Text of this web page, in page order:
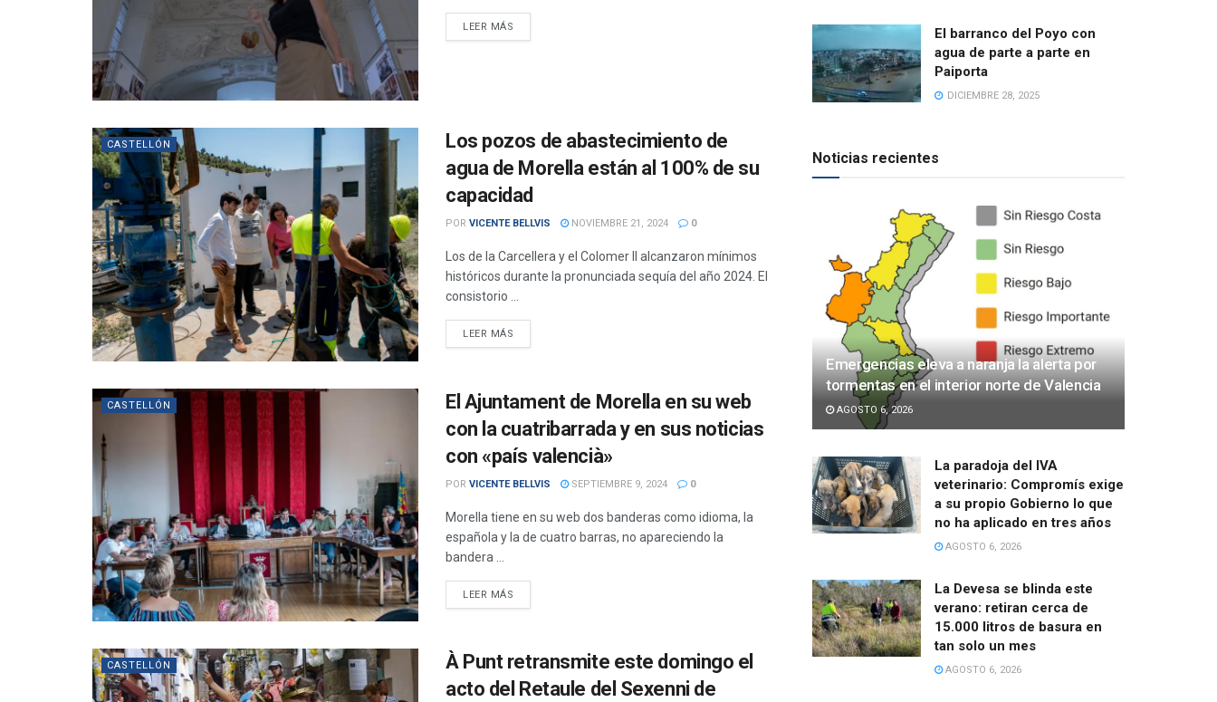
LEER MÁS
CASTELLÓN
Los pozos de abastecimiento de
agua de Morella están al 100% de su
capacidad
POR VICENTE BELLVIS NOVIEMBRE 21, 2024 0
Los de la Carcellera y el Colomer II alcanzaron mínimos
históricos durante la pronunciada sequía del año 2024. El
consistorio ...
LEER MÁS
CASTELLÓN
El Ajuntament de Morella en su web
con la cuatribarrada y en sus noticias
con «país valencià»
POR VICENTE BELLVIS SEPTIEMBRE 9, 2024 0
Morella tiene en su web dos banderas como idioma, la
española y la de cuatro barras, no apareciendo la
bandera ...
LEER MÁS
CASTELLÓN
À Punt retransmite este domingo el
acto del Retaule del Sexenni de
El barranco del Poyo con
agua de parte a parte en
Paiporta
DICIEMBRE 28, 2025
Noticias recientes
Emergencias eleva a naranja la alerta por
tormentas en el interior norte de Valencia
AGOSTO 6, 2026
La paradoja del IVA
veterinario: Compromís exige
a su propio Gobierno lo que
no ha aplicado en tres años
AGOSTO 6, 2026
La Devesa se blinda este
verano: retiran cerca de
15.000 litros de basura en
tan solo un mes
AGOSTO 6, 2026